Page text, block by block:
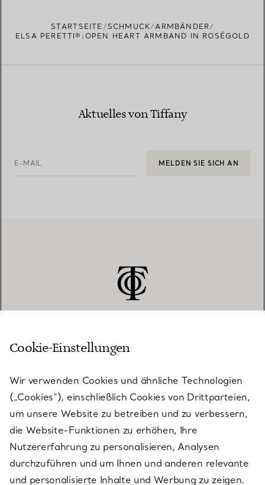
STARTSEITE SCHMUCK
ARMBÄNDER
ELSA PERETTI®:OPEN HEART ARMBAND IN ROSÉGOLD
Aktuelles von Tiffany
E-MAIL MELDEN SIE SICH AN
KUNDENSERVICE
SERVICES
ÜBER TIFFANY & CO.
Cookie-Einstellungen
Wir verwenden Cookies und ähnliche Technologien
(„Cookies“), einschließlich Cookies von Drittparteien,
um unsere Website zu betreiben und zu verbessern,
die Website-Funktionen zu erhöhen, Ihre
Nutzererfahrung zu personalisieren, Analysen
durchzuführen und um Ihnen und anderen relevante
und personalisierte Inhalte und Werbung zu zeigen.